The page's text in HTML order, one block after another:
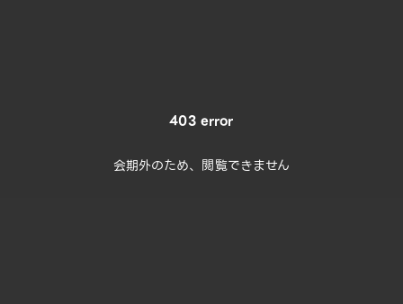
403 error
会期外のため、閲覧できません